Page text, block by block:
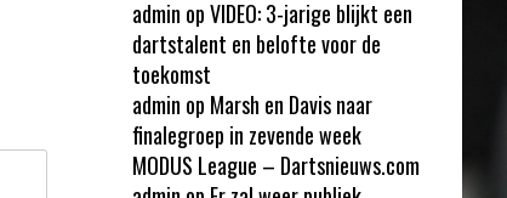
admin opVIDEO: 3-jarige blijkt een
dartstalent en belofte voor de
toekomst
admin op Marsh en Davis naar
finalegroep in zevende week
MODUS League – Dartsnieuws.com